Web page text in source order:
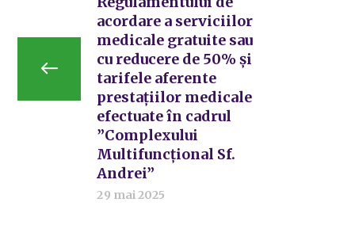
acordare a serviciilor
medicale gratuite sau
cu reducere de 50% și
tarifele aferente
prestațiilor medicale
efectuate în cadrul
”Complexului
Multifuncțional Sf.
Andrei”
29 mai 2025